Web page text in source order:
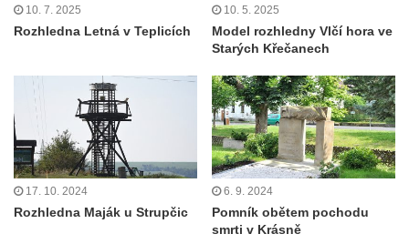
10. 7. 2025
Rozhledna Letná v Teplicích
10. 5. 2025
Model rozhledny Vlčí hora ve
Starých Křečanech
17. 10. 2024
Rozhledna Maják u Strupčic
6. 9. 2024
Pomník obětem pochodu
smrti v Krásně